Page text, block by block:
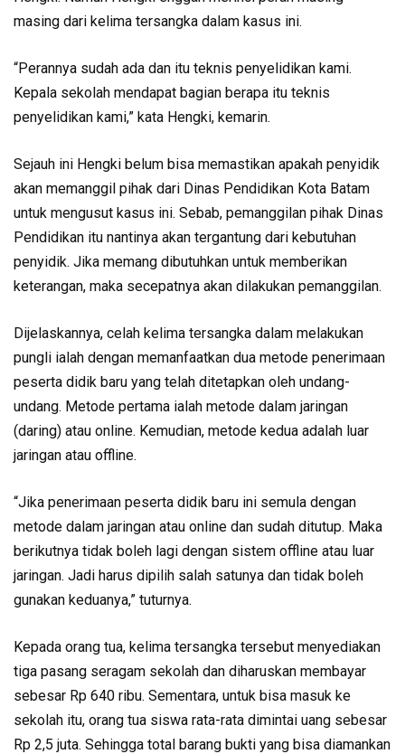
masing dari kelima tersangka dalam kasus ini.
“Perannya sudah ada dan itu teknis penyelidikan kami.
Kepala sekolah mendapat bagian berapa itu teknis
penyelidikan kami,” kata Hengki, kemarin.
Sejauh ini Hengki belum bisa memastikan apakah penyidik
akan memanggil pihak dari Dinas Pendidikan Kota Batam
untuk mengusut kasus ini. Sebab, pemanggilan pihak Dinas
Pendidikan itu nantinya akan tergantung dari kebutuhan
penyidik. Jika memang dibutuhkan untuk memberikan
keterangan, maka secepatnya akan dilakukan pemanggilan.
Dijelaskannya, celah kelima tersangka dalam melakukan
pungli ialah dengan memanfaatkan dua metode penerimaan
peserta didik baru yang telah ditetapkan oleh undang-
undang. Metode pertama ialah metode dalam jaringan
(daring) atau online. Kemudian, metode kedua adalah luar
jaringan atau offline.
“Jika penerimaan peserta didik baru ini semula dengan
metode dalam jaringan atau online dan sudah ditutup. Maka
berikutnya tidak boleh lagi dengan sistem offline atau luar
jaringan. Jadi harus dipilih salah satunya dan tidak boleh
gunakan keduanya,” tuturnya.
Kepada orang tua, kelima tersangka tersebut menyediakan
tiga pasang seragam sekolah dan diharuskan membayar
sebesar Rp 640 ribu. Sementara, untuk bisa masuk ke
sekolah itu, orang tua siswa rata-rata dimintai uang sebesar
Rp 2,5 juta. Sehingga total barang bukti yang bisa diamankan